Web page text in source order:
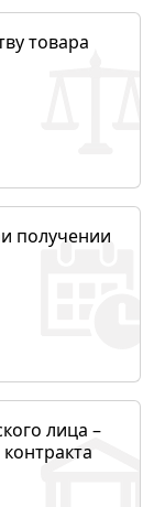
товара
получении
лица –